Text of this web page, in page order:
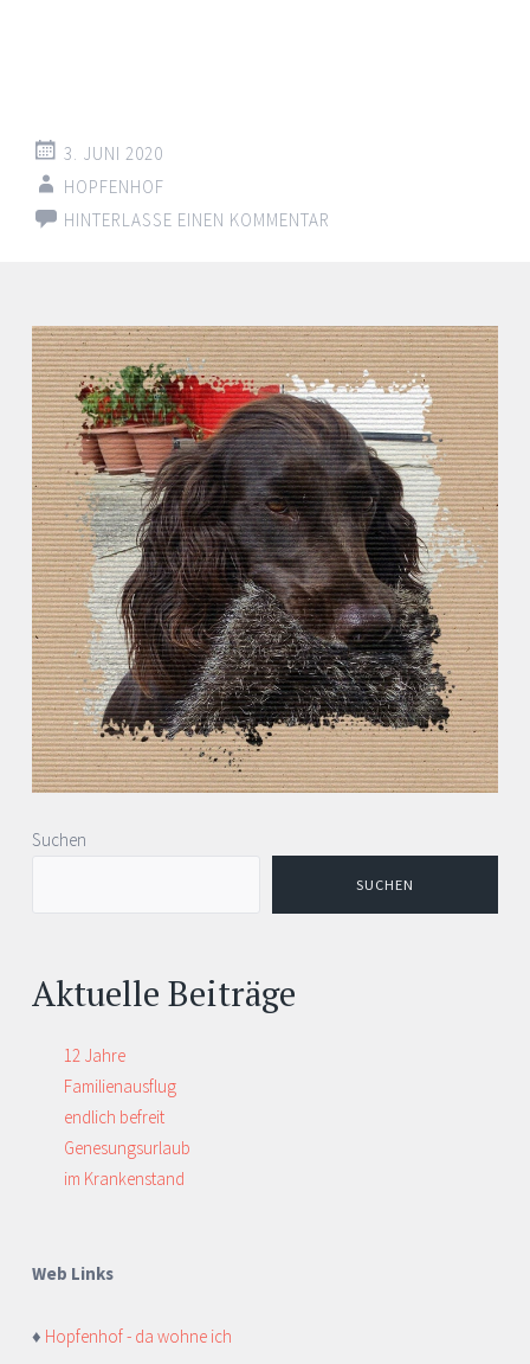
3. JUNI 2020
HOPFENHOF
HINTERLASSE EINEN KOMMENTAR
Suchen
SUCHEN
Aktuelle Beiträge
12 Jahre
Familienausflug
endlich befreit
Genesungsurlaub
im Krankenstand
Web Links
♦ Hopfenhof - da wohne ich